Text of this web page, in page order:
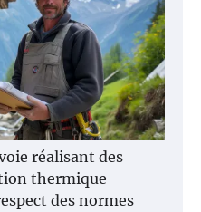
réalisant des
thermique
des normes